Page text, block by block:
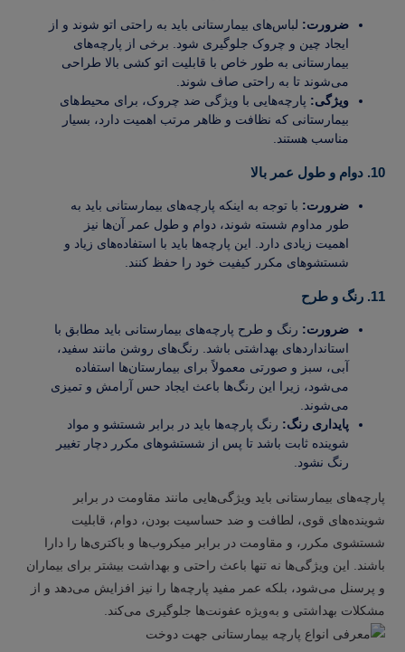
ضرورت: لباس‌های بیمارستانی باید به راحتی اتو شوند و از
ایجاد چین و چروک جلوگیری شود. برخی از پارچه‌های
بیمارستانی به طور خاص با قابلیت اتو کشی بالا طراحی
می‌شوند تا به راحتی صاف شوند.
ویژگی: پارچه‌هایی با ویژگی ضد چروک، برای محیط‌های
بیمارستانی که نظافت و ظاهر مرتب اهمیت دارد، بسیار
مناسب هستند.
10. دوام و طول عمر بالا
ضرورت: با توجه به اینکه پارچه‌های بیمارستانی باید به
طور مداوم شسته شوند، دوام و طول عمر آن‌ها نیز
اهمیت زیادی دارد. این پارچه‌ها باید با استفاده‌های زیاد و
شستشوهای مکرر کیفیت خود را حفظ کنند.
11. رنگ و طرح
ضرورت: رنگ و طرح پارچه‌های بیمارستانی باید مطابق با
استانداردهای بهداشتی باشد. رنگ‌های روشن مانند سفید،
آبی، سبز و صورتی معمولاً برای بیمارستان‌ها استفاده
می‌شود، زیرا این رنگ‌ها باعث ایجاد حس آرامش و تمیزی
می‌شوند.
پایداری رنگ: رنگ پارچه‌ها باید در برابر شستشو و مواد
شوینده ثابت باشد تا پس از شستشوهای مکرر دچار تغییر
رنگ نشود.
پارچه‌های بیمارستانی باید ویژگی‌هایی مانند مقاومت در برابر
شوینده‌های قوی، لطافت و ضد حساسیت بودن، دوام، قابلیت
شستشوی مکرر، و مقاومت در برابر میکروب‌ها و باکتری‌ها را دارا
باشند. این ویژگی‌ها نه تنها باعث راحتی و بهداشت بیشتر برای بیماران
و پرسنل می‌شود، بلکه عمر مفید پارچه‌ها را نیز افزایش می‌دهد و از
مشکلات بهداشتی و به‌ویژه عفونت‌ها جلوگیری می‌کند.